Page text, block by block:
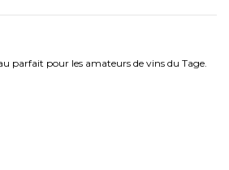
parfait pour les amateurs de vins du Tage.